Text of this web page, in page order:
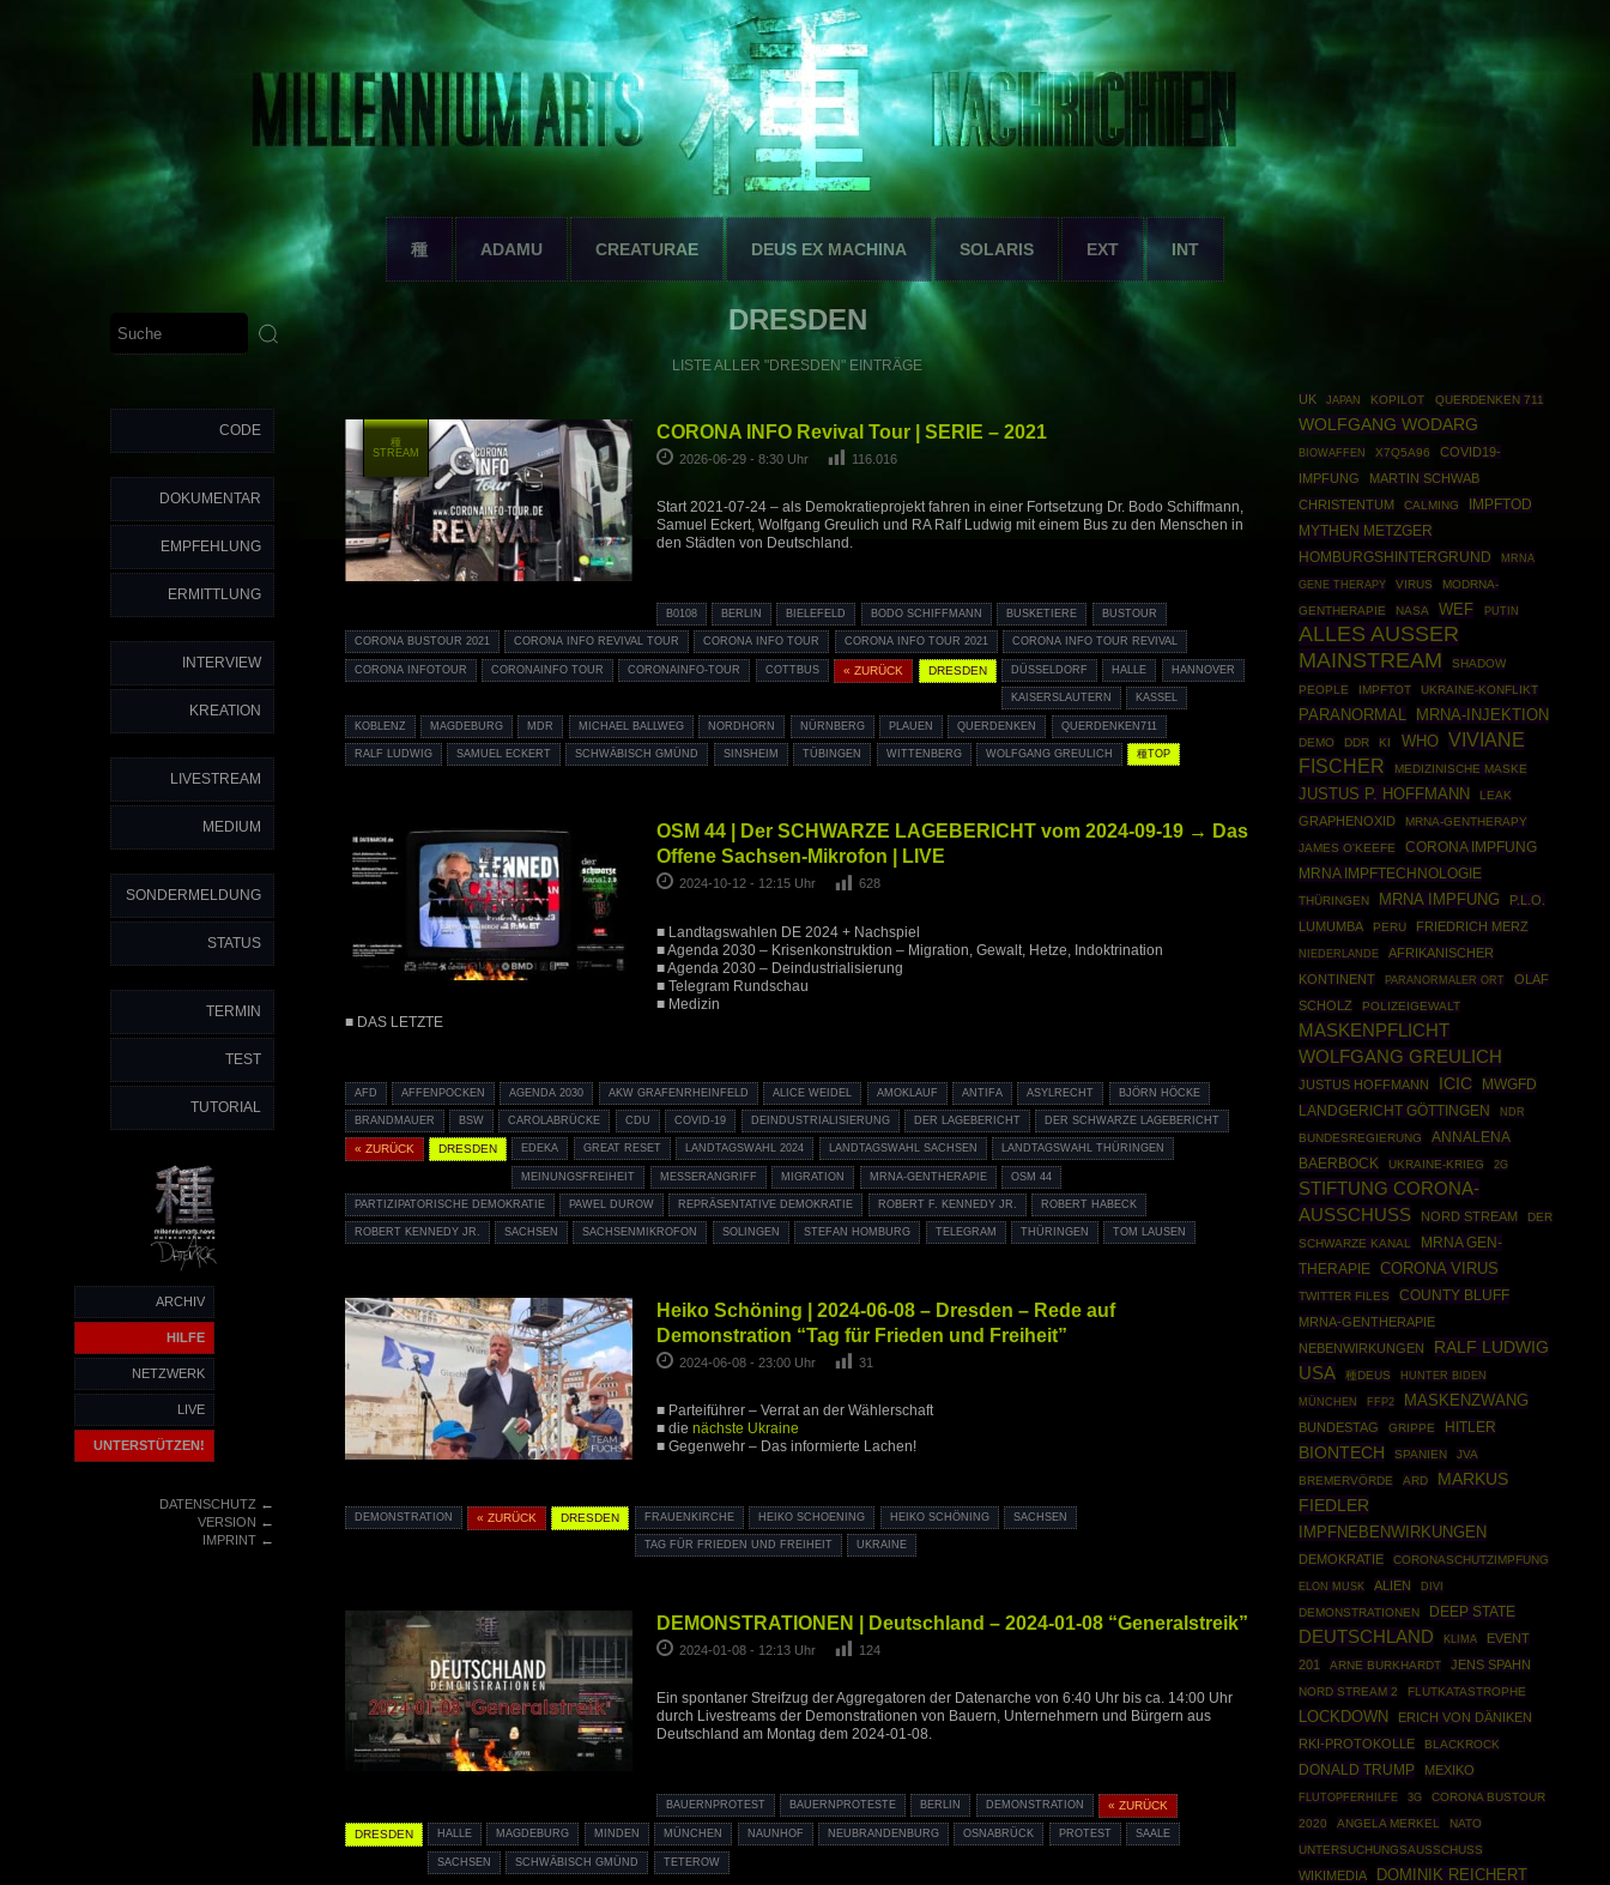
種 ADAMU CREATURAE DEUS EX MACHINA SOLARIS EXT INT
CODE
DOKUMENTAR
EMPFEHLUNG
ERMITTLUNG
INTERVIEW
KREATION
LIVESTREAM
MEDIUM
SONDERMELDUNG
STATUS
TERMIN
TEST
TUTORIAL
ARCHIV
HILFE
NETZWERK
LIVE
UNTERSTÜTZEN!
DATENSCHUTZ←
VERSION ←
IMPRINT←
DRESDEN
LISTE ALLER "DRESDEN" EINTRÄGE
CORONA INFO Revival Tour | SERIE – 2021
2026-06-29 - 8:30 Uhr 116.016
Start 2021-07-24 – als Demokratieprojekt fahren in einer Fortsetzung Dr. Bodo Schiffmann,
Samuel Eckert, Wolfgang Greulich und RA Ralf Ludwig mit einem Bus zu den Menschen in
den Städten von Deutschland.
B0108 BERLIN BIELEFELD BODO SCHIFFMANN BUSKETIERE BUSTOUR
CORONA BUSTOUR 2021 CORONA INFO REVIVAL TOUR CORONA INFO TOUR CORONA INFO TOUR 2021 CORONA INFO TOUR REVIVAL
CORONA INFOTOUR CORONAINFO TOUR CORONAINFO-TOUR COTTBUS « ZURÜCK DRESDEN DÜSSELDORF HALLE HANNOVER
KAISERSLAUTERN KASSEL
KOBLENZ MAGDEBURG MDR MICHAEL BALLWEG NORDHORN NÜRNBERG PLAUEN QUERDENKEN QUERDENKEN711
RALF LUDWIG SAMUEL ECKERT SCHWÄBISCH GMÜND SINSHEIM TÜBINGEN WITTENBERG WOLFGANG GREULICH
種
STREAM
種TOP
OSM 44 | Der SCHWARZE LAGEBERICHT vom 2024-09-19 → Das
Offene Sachsen-Mikrofon | LIVE
2024-10-12 - 12:15 Uhr 628
■ Landtagswahlen DE 2024 + Nachspiel
■ Agenda 2030 – Krisenkonstruktion – Migration, Gewalt, Hetze, Indoktrination
■ Agenda 2030 – Deindustrialisierung
■ Telegram Rundschau
■ Medizin
■ DAS LETZTE
AFD AFFENPOCKEN AGENDA 2030 AKW GRAFENRHEINFELD ALICE WEIDEL AMOKLAUF ANTIFA ASYLRECHT BJÖRN HÖCKE
BRANDMAUER BSW CAROLABRÜCKE CDU COVID-19 DEINDUSTRIALISIERUNG DER LAGEBERICHT DER SCHWARZE LAGEBERICHT
« ZURÜCK DRESDEN EDEKA GREAT RESET LANDTAGSWAHL 2024 LANDTAGSWAHL SACHSEN LANDTAGSWAHL THÜRINGEN
MEINUNGSFREIHEIT MESSERANGRIFF MIGRATION MRNA-GENTHERAPIE OSM 44
PARTIZIPATORISCHE DEMOKRATIE PAWEL DUROW REPRÄSENTATIVE DEMOKRATIE ROBERT F. KENNEDY JR. ROBERT HABECK
ROBERT KENNEDY JR. SACHSEN SACHSENMIKROFON SOLINGEN STEFAN HOMBURG TELEGRAM THÜRINGEN TOM LAUSEN
Heiko Schöning | 2024-06-08 – Dresden – Rede auf
Demonstration “Tag für Frieden und Freiheit”
2024-06-08 - 23:00 Uhr 31
■ Parteiführer – Verrat an der Wählerschaft
■ die nächste Ukraine
■ Gegenwehr – Das informierte Lachen!
DEMONSTRATION « ZURÜCK DRESDEN FRAUENKIRCHE HEIKO SCHOENING HEIKO SCHÖNING SACHSEN
TAG FÜR FRIEDEN UND FREIHEIT UKRAINE
DEMONSTRATIONEN | Deutschland – 2024-01-08 “Generalstreik”
2024-01-08 - 12:13 Uhr 124
Ein spontaner Streifzug der Aggregatoren der Datenarche von 6:40 Uhr bis ca. 14:00 Uhr
durch Livestreams der Demonstrationen von Bauern, Unternehmern und Bürgern aus
Deutschland am Montag dem 2024-01-08.
BAUERNPROTEST BAUERNPROTESTE BERLIN DEMONSTRATION « ZURÜCK
DRESDEN HALLE MAGDEBURG MINDEN MÜNCHEN NAUNHOF NEUBRANDENBURG OSNABRÜCK PROTEST SAALE
SACHSEN SCHWÄBISCH GMÜND TETEROW
UK JAPAN KOPILOT QUERDENKEN 711
WOLFGANG WODARG
BIOWAFFEN X7Q5A96
COVID19-
IMPFUNG
MARTIN SCHWAB
CHRISTENTUM
CALMING
IMPFTOD
MYTHEN METZGER
HOMBURGSHINTERGRUND
MRNA
GENE THERAPY
VIRUS
MODRNA-
GENTHERAPIE
NASA WEF PUTIN
ALLES AUSSER
MAINSTREAM
SHADOW
PEOPLE
IMPFTOT UKRAINE-KONFLIKT
PARANORMAL MRNA-INJEKTION
DEMO DDR KI WHO VIVIANE
FISCHER
MEDIZINISCHE MASKE
JUSTUS P. HOFFMANN LEAK
GRAPHENOXID
MRNA-GENTHERAPY
JAMES O'KEEFE
CORONA IMPFUNG
MRNA IMPFTECHNOLOGIE
THÜRINGEN MRNA IMPFUNG
P.L.O.
LUMUMBA
PERU FRIEDRICH MERZ
NIEDERLANDE
AFRIKANISCHER
KONTINENT
PARANORMALER ORT
OLAF
SCHOLZ
POLIZEIGEWALT
MASKENPFLICHT
WOLFGANG GREULICH
JUSTUS HOFFMANN ICIC MWGFD
LANDGERICHT GÖTTINGEN NDR
BUNDESREGIERUNG
ANNALENA
BAERBOCK
UKRAINE-KRIEG 2G
STIFTUNG CORONA-
AUSSCHUSS
NORD STREAM
DER
SCHWARZE KANAL
MRNA GEN-
THERAPIE CORONA VIRUS
TWITTER FILES COUNTY BLUFF
MRNA-GENTHERAPIE
NEBENWIRKUNGEN
RALF LUDWIG
USA 種DEUS HUNTER BIDEN
MÜNCHEN FFP2 MASKENZWANG
BUNDESTAG GRIPPE HITLER
BIONTECH SPANIEN
JVA
BREMERVÖRDE
ARD
MARKUS
FIEDLER
IMPFNEBENWIRKUNGEN
DEMOKRATIE CORONASCHUTZIMPFUNG
ELON MUSK ALIEN DIVI
DEMONSTRATIONEN DEEP STATE
DEUTSCHLAND KLIMA
EVENT
201
ARNE BURKHARDT JENS SPAHN
NORD STREAM 2 FLUTKATASTROPHE
LOCKDOWN
ERICH VON DÄNIKEN
RKI-PROTOKOLLE
BLACKROCK
DONALD TRUMP MEXIKO
FLUTOPFERHILFE 3G
CORONA BUSTOUR
2020
ANGELA MERKEL
NATO
UNTERSUCHUNGSAUSSCHUSS
WIKIMEDIA DOMINIK REICHERT